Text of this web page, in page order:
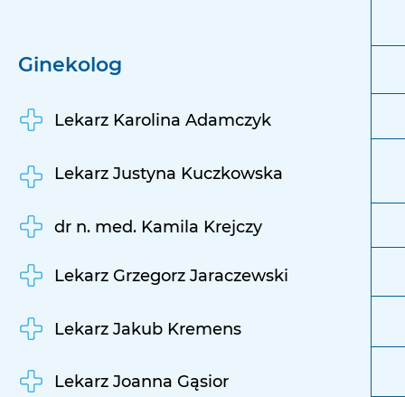
Ginekolog
Lekarz Karolina Adamczyk
Lekarz Grzegorz Jaraczewski
Lekarz Jakub Kremens
Lekarz Joanna Gąsior
dr n. med. Kamila Krejczy
Lekarz Justyna Kuczkowska